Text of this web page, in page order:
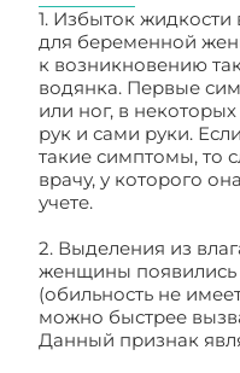
1. Избыток
для беременной
к возникновению
водянка. Первые
или ног, в
рук и сами руки.
такие симптомы, то
врачу, у которого
учете.
2. Выделения из
женщины появились
(обильность не
можно быстрее
Данный признак